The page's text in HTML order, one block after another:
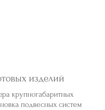
изделий
крупногабаритных
подвесных систем